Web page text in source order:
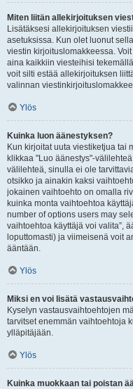
Miten liitän allekirjoituksen
Lisätäksesi allekirjoituksen
asetuksissa. Kun olet luonut
viestin kirjoituslomakkeessa.
aina kaikkiin viesteihisi
voit silti estää allekirjoituksen
valinnan
Ylös
Kuinka luon äänestyksen?
Kun kirjoitat uuta viestiketjua tai
klikkaa "Luo äänestys"-
välilehteä, sinulla ei ole
otsikko ja ainakin kaksi
jokainen vaihtoehto on omalla
kuinka monta vaihtoehtoa
number of options users may
vaihtoehtoa käyttäjä voi valita”,
loputtomasti) ja viimeisenä voit
ääntään.
Ylös
Miksi en voi lisätä
Kyselyn vastausvaihtoehtojen
tarvitset enemmän vaihtoehtoja
ylläpitäjään.
Ylös
Kuinka muokkaan tai poistan